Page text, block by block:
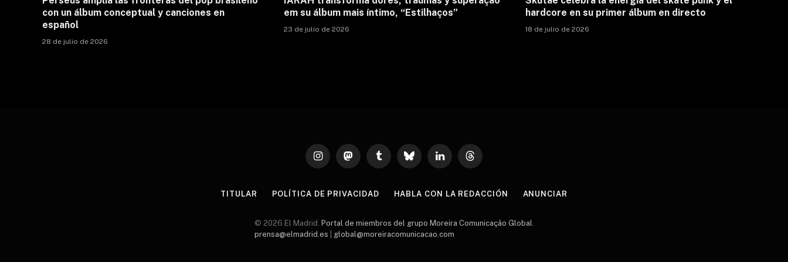
con un álbum conceptual y canciones en
español
28 de julio de 2026
em su álbum mais íntimo, “Estilhaços”
23 de julio de 2026
hardcore en su primer álbum en directo
18 de julio de 2026
InstagramMastodonTumblr Bluesky LinkedInThreads
TITULAR POLÍTICA DE PRIVACIDAD HABLA CON LA REDACCIÓN ANUNCIAR
© 2026 El Madrid. Portal de miembros del grupo Moreira Comunicação Global
prensa@elmadrid.es
global@moreiracomunicacao.com